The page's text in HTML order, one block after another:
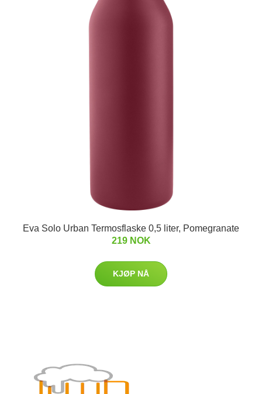
Eva Solo Urban Termosflaske 0,5 liter, Pomegranate
219 NOK
KJØP NÅ